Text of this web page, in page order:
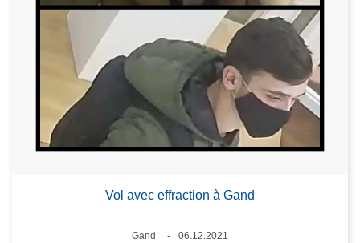
Vol avec effraction à Gand
Lieux
Gand
06.12.2021